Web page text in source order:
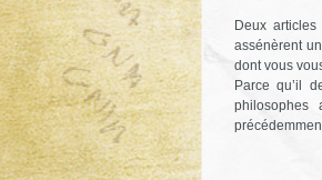
Deux
assénèrent
dont vous
Parce qu’il